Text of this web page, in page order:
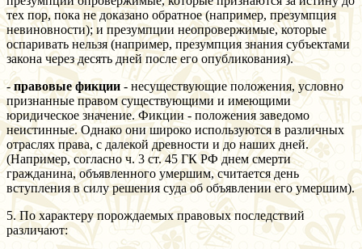
тех пор, пока не доказано обратное (например, презумпция
невиновности); и презумпции неопровержимые, которые
оспаривать нельзя (например, презумпция знания субъектами
закона через десять дней после его опубликования).
-правовые фикции - несуществующие положения, условно
признанные правом существующими и имеющими
юридическое значение. Фикции - положения заведомо
неистинные. Однако они широко используются в различных
отраслях права, с далекой древности и до наших дней.
(Например, согласно ч. 3 ст. 45 ГК РФ днем смерти
гражданина, объявленного умершим, считается день
вступления в силу решения суда об объявлении его умершим).
5. По характеру порождаемых правовых последствий
различают: